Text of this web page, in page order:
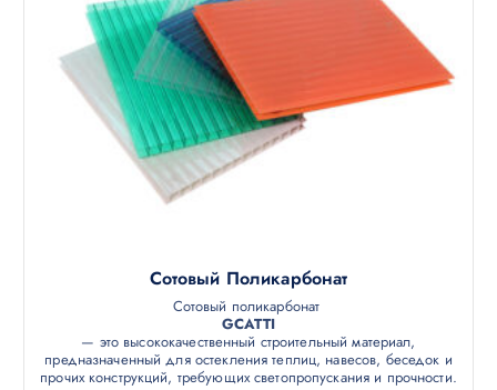
Сотовый Поликарбонат
Сотовый поликарбонат
GCATTI
— это высококачественный строительный материал,
предназначенный для остекления теплиц, навесов, беседок и
прочих конструкций, требующих светопропускания и прочности.